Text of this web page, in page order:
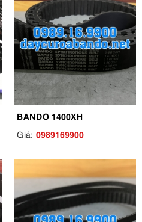
BANDO 1400XH
Giá: 0989169900